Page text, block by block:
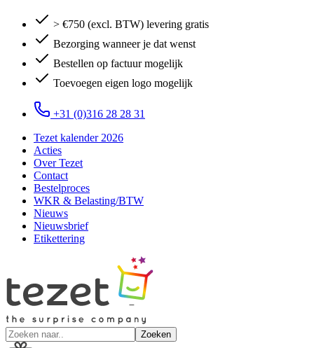
> €750 (excl. BTW) levering gratis
Bezorging wanneer je dat wenst
Bestellen op factuur mogelijk
Toevoegen eigen logo mogelijk
+31 (0)316 28 28 31
Tezet kalender 2026
Acties
Over Tezet
Contact
Bestelproces
WKR & Belasting/BTW
Nieuws
Nieuwsbrief
Etikettering
Zoeken